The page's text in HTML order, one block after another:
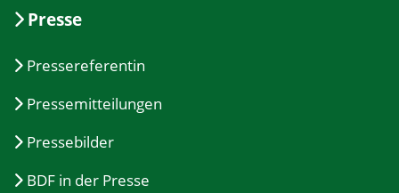
Presse
Pressereferentin
Pressemitteilungen
Pressebilder
BDF in der Presse